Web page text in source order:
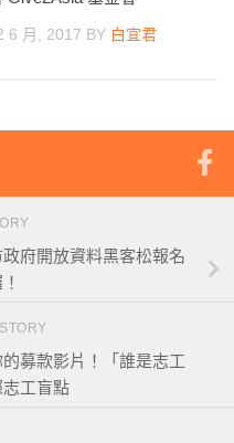
6 月, 2017 BY 白宜君
府開放資料黑客松報名
募款影片！「誰是志工
工盲點